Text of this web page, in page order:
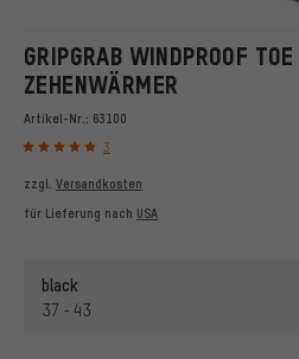
GRIPGRAB WINDPROOF TOE
ZEHENWÄRMER
Artikel-Nr.: 63100
3
zzgl. Versandkosten
für Lieferung nach USA
black
37 - 43